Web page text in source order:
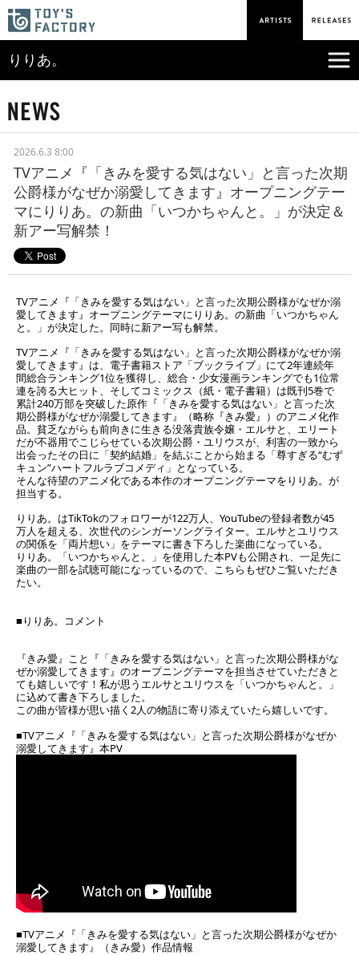
りりあ。
2026.6.3 8:00
TVアニメ『「きみを愛する気はない」と言った次期
公爵様がなぜか溺愛してきます』オープニングテー
マにりりあ。の新曲「いつかちゃんと。」が決定＆
新アー写解禁！
TVアニメ『「きみを愛する気はない」と言った次期公爵様がなぜか溺
愛してきます』オープニングテーマにりりあ。の新曲「いつかちゃん
と。」が決定した。同時に新アー写も解禁。
TVアニメ『「きみを愛する気はない」と言った次期公爵様がなぜか溺
愛してきます』は、電子書籍ストア「ブックライブ」にて2年連続年
間総合ランキング1位を獲得し、総合・少女漫画ランキングでも1位常
連を誇る大ヒット、そしてコミックス（紙・電子書籍）は既刊5巻で
累計240万部を突破した原作『「きみを愛する気はない」と言った次
期公爵様がなぜか溺愛してきます』（略称『きみ愛』）のアニメ化作
品。貧乏ながらも前向きに生きる没落貴族令嬢・エルサと、エリート
だが不器用でこじらせている次期公爵・ユリウスが、利害の一致から
出会ったその日に「契約結婚」を結ぶことから始まる「尊すぎる“むず
キュン”ハートフルラブコメディ」となっている。
そんな待望のアニメ化である本作のオープニングテーマをりりあ。が
担当する。
りりあ。はTikTokのフォロワーが122万人、YouTubeの登録者数が45
万人を超える、次世代のシンガーソングライター。エルサとユリウス
の関係を「両片想い」をテーマに書き下ろした楽曲になっている。
りりあ。「いつかちゃんと。」を使用した本PVも公開され、一足先に
楽曲の一部を試聴可能になっているので、こちらもぜひご覧いただき
たい。
■りりあ。コメント
『きみ愛』こと『「きみを愛する気はない」と言った次期公爵様がな
ぜか溺愛してきます』のオープニングテーマを担当させていただきと
ても嬉しいです！私が思うエルサとユリウスを「いつかちゃんと。」
に込めて書き下ろしました。
この曲が皆様が思い描く2人の物語に寄り添えていたら嬉しいです。
■TVアニメ『「きみを愛する気はない」と言った次期公爵様がなぜか
溺愛してきます』本PV
■TVアニメ『「きみを愛する気はない」と言った次期公爵様がなぜか
溺愛してきます』（きみ愛）作品情報